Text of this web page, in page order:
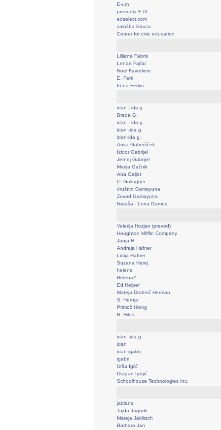
E-um
prevedla E.G.
edselect.com
založba Educa
Center for civic education
Lilijana Fabris
Lenart Fajfar
Noel Favreliere
E. Ferk
Irena Ferlinc
idan - ida g
Breda G.
idan - ida g.
idan -ida g.
idan-ida g.
Anita Gaberšček
Izidor Gabrijel
Jernej Gabrijel
Marija Gačnik
Ana Galjot
C. Gallagher
društvo Gamayuna
Zavod Gamayuna
Nataša - Lena Games
Valerija Hozjan (prevod)
Houghton Mifflin Company
Janja H.
Andreja Hafner
Lidija Hafner
Suzana Harej
helena
HelenaZ
Ed Helper
Mateja Drobnič Herman
S. Hernja
Primož Hieng
B. Hiles
idan -ida.g
idan
idan-igabri
igabri
Urša Iglič
Dragan Ignjić
Schoolhouse Technologies Inc.
jablana
Tajda Jagodic
Mateja Jaklitsch
Barbara Jan